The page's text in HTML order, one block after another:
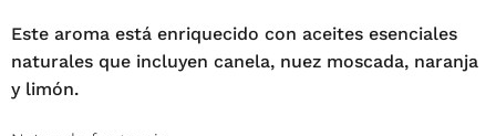
Este aroma está enriquecido con aceites esenciales
naturales que incluyen canela, nuez moscada, naranja
y limón.